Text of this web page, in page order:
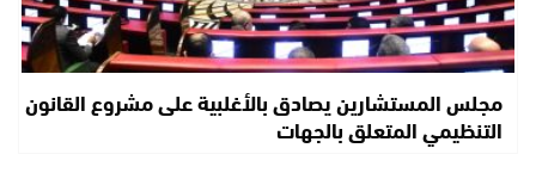
مجلس المستشارين يصادق بالأغلبية على مشروع القانون
التنظيمي المتعلق بالجهات